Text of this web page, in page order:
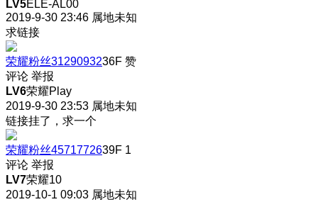
LV5ELE-AL00
2019-9-30 23:46 属地未知
求链接
荣耀粉丝3129093236F 赞
评论 举报
LV6荣耀Play
2019-9-30 23:53 属地未知
链接挂了，求一个
荣耀粉丝4571772639F 1
评论 举报
LV7荣耀10
2019-10-1 09:03 属地未知